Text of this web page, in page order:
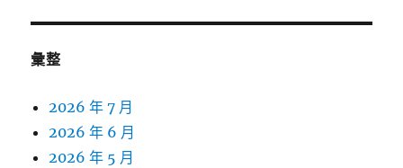
彙整
2026 年 7 月
2026 年 6 月
2026 年 5 月